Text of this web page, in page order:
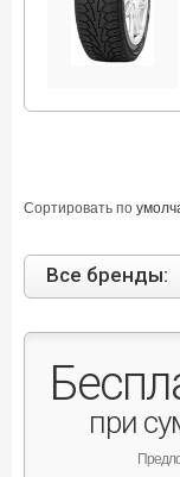
Сортировать по
Все бренды:
при